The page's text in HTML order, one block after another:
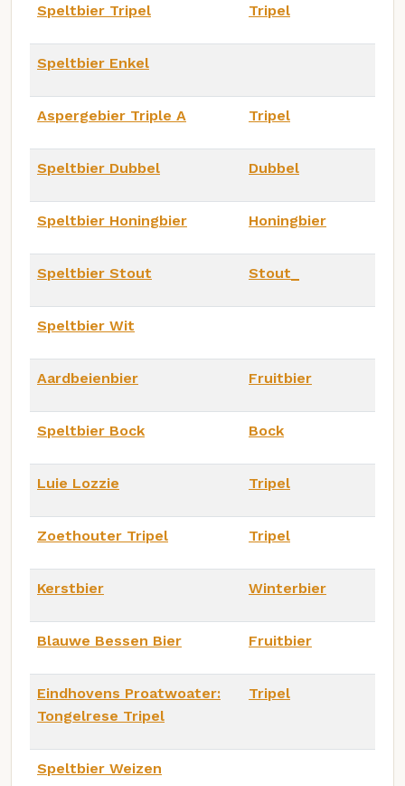
Speltbier Tripel Tripel
Speltbier Enkel
Aspergebier Triple A Tripel
Speltbier Dubbel Dubbel
Speltbier Honingbier Honingbier
Speltbier Stout Stout_
Speltbier Wit
Aardbeienbier Fruitbier
Speltbier Bock Bock
Luie Lozzie Tripel
Zoethouter Tripel Tripel
Kerstbier Winterbier
Blauwe Bessen Bier Fruitbier
Eindhovens Proatwoater:
Tongelrese Tripel
Tripel
Speltbier Weizen